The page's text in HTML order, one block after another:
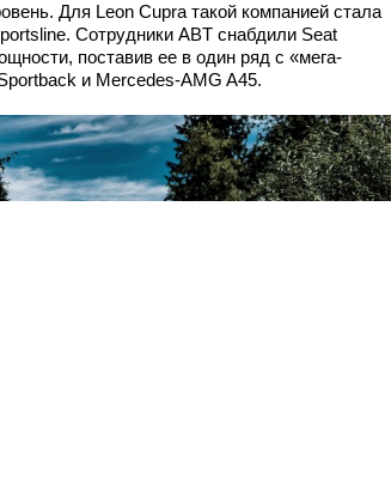
Для Leon Cupra такой компанией стала
Сотрудники ABT снабдили Seat
поставив ее в один ряд с «мега-
и Mercedes-AMG A45.